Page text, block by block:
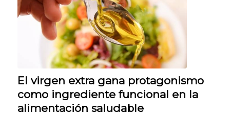
El virgen extra gana protagonismo
como ingrediente funcional en la
alimentación saludable